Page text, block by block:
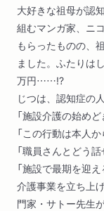
大好きな祖母が認
組むマンガ家、ニ
もらったものの、
ました。ふたりは
万円……!?
じつは、認知症の
「施設介護の始めど
「この行動は本人か
「職員さんとどう話
「施設で最期を迎
介護事業を立ち上
門家・サトー先生